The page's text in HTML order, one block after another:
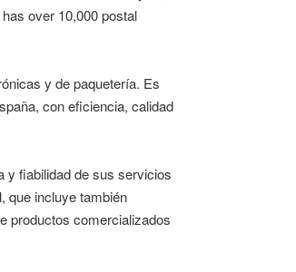
over 10,000 postal
y de paquetería. Es
con eficiencia, calidad
y fiabilidad de sus servicios
que incluye también
productos comercializados